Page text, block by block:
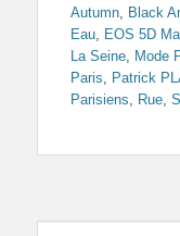
Autumn, Black
Eau, EOS 5D
La Seine, Mode
Paris, Patrick
Parisiens, Rue,